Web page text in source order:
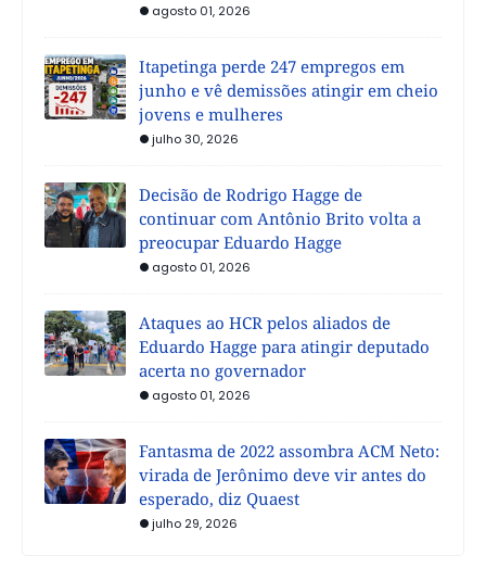
agosto 01, 2026
Itapetinga perde 247 empregos em
junho e vê demissões atingir em cheio
jovens e mulheres
julho 30, 2026
Decisão de Rodrigo Hagge de
continuar com Antônio Brito volta a
preocupar Eduardo Hagge
agosto 01, 2026
Ataques ao HCR pelos aliados de
Eduardo Hagge para atingir deputado
acerta no governador
agosto 01, 2026
Fantasma de 2022 assombra ACM Neto:
virada de Jerônimo deve vir antes do
esperado, diz Quaest
julho 29, 2026